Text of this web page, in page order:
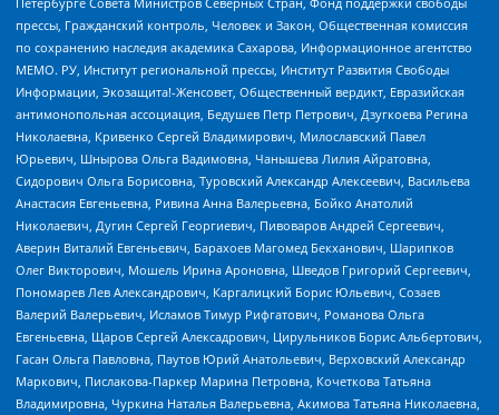
прессы, Гражданский контроль, Человек и Закон, Общественная комиссия
по сохранению наследия академика Сахарова, Информационное агентство
МЕМО. РУ, Институт региональной прессы, Институт Развития Свободы
Информации, Экозащита!-Женсовет, Общественный вердикт, Евразийская
антимонопольная ассоциация, Бедушев Петр Петрович, Дзугкоева Регина
Николаевна, Кривенко Сергей Владимирович, Милославский Павел
Юрьевич, Шнырова Ольга Вадимовна, Чанышева Лилия Айратовна,
Сидорович Ольга Борисовна, Туровский Александр Алексеевич, Васильева
Анастасия Евгеньевна, Ривина Анна Валерьевна, Бойко Анатолий
Николаевич, Дугин Сергей Георгиевич, Пивоваров Андрей Сергеевич,
Аверин Виталий Евгеньевич, Барахоев Магомед Бекханович, Шарипков
Олег Викторович, Мошель Ирина Ароновна, Шведов Григорий Сергеевич,
Пономарев Лев Александрович, Каргалицкий Борис Юльевич, Созаев
Валерий Валерьевич, Исламов Тимур Рифгатович, Романова Ольга
Евгеньевна, Щаров Сергей Алексадрович, Цирульников Борис Альбертович,
Гасан Ольга Павловна, Паутов Юрий Анатольевич, Верховский Александр
Маркович, Пислакова-Паркер Марина Петровна, Кочеткова Татьяна
Владимировна, Чуркина Наталья Валерьевна, Акимова Татьяна Николаевна,